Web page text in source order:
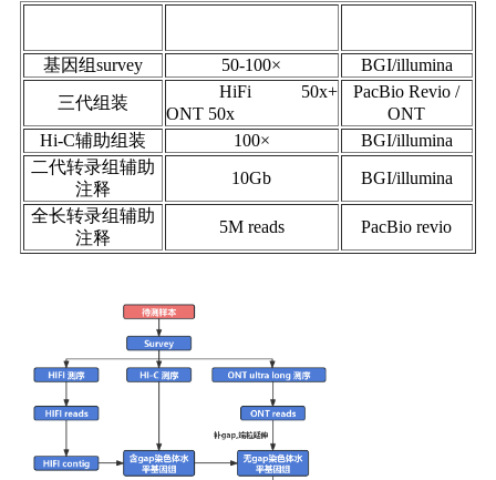
基因组survey
50-100×
BGI/illumina
三代组装
HiFi 50x+
ONT 50x
PacBio Revio /
ONT
Hi-C辅助组装
100×
BGI/illumina
二代转录组辅助
注释
10Gb
BGI/illumina
全长转录组辅助
注释
5M reads PacBio revio